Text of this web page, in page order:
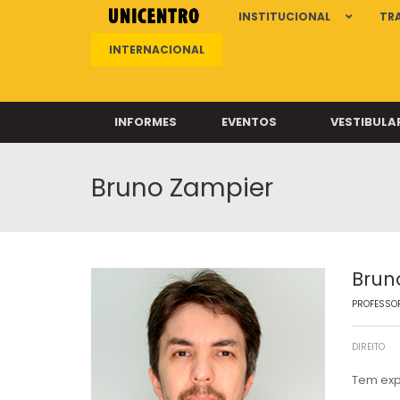
INSTITUCIONAL
INTERNACIONAL
INFORMES EVENTOS
Bruno Zampier
DIREITO
Tem